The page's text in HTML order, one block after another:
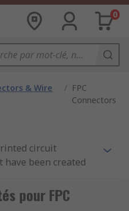
0
& Wire
/ FPC
Connectors
circuit
have been created
as flex circuits, is
circuits by
pour FPC